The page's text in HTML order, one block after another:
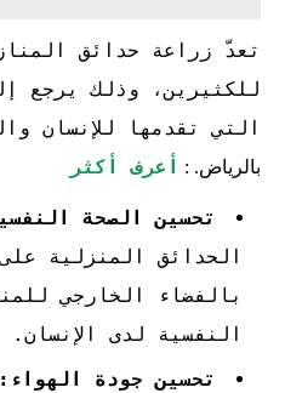
تعدّ زراعة حدائق
للكثيرين، وذلك يرجع
التي تقدمها للإنسان
بالرياض. : أعرف أكثر
تحسين الصحة
الحدائق المنزلية على
بالفضاء الخارجي
النفسية لدى الإنسان.
تحسين جودة الهواء: